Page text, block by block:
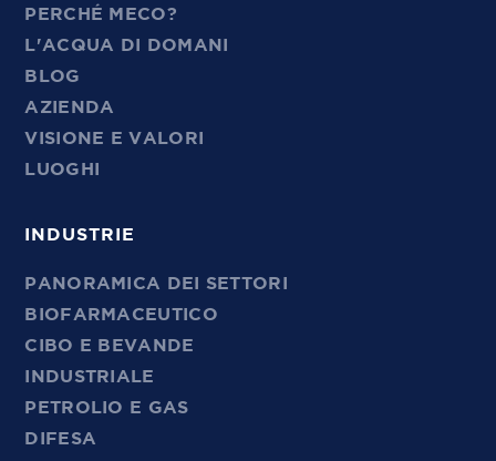
PERCHÉ MECO?
L'ACQUA DI DOMANI
BLOG
AZIENDA
VISIONE E VALORI
LUOGHI
INDUSTRIE
PANORAMICA DEI SETTORI
BIOFARMACEUTICO
CIBO E BEVANDE
INDUSTRIALE
PETROLIO E GAS
DIFESA